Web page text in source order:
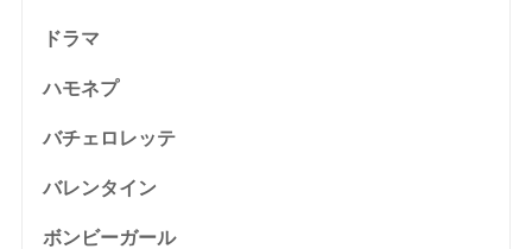
ドラマ
ハモネプ
バチェロレッテ
バレンタイン
ボンビーガール